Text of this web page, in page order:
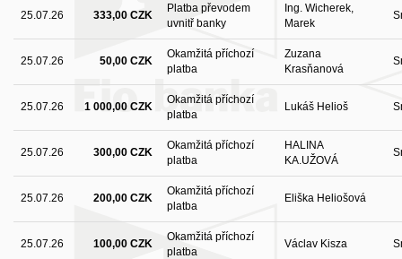
25.07.26 333,00 CZK
Platba převodem
uvnitř banky
Ing. Wicherek,
Marek
25.07.26 50,00 CZK
Okamžitá příchozí
platba
Zuzana
Krasňanová
25.07.26 1 000,00 CZK
Okamžitá příchozí
platba
Lukáš Helioš
25.07.26 300,00 CZK
Okamžitá příchozí
platba
HALINA
KA.UŽOVÁ
25.07.26 200,00 CZK
Okamžitá příchozí
platba
Eliška Heliošová
25.07.26 100,00 CZK
Okamžitá příchozí
platba
Václav Kisza